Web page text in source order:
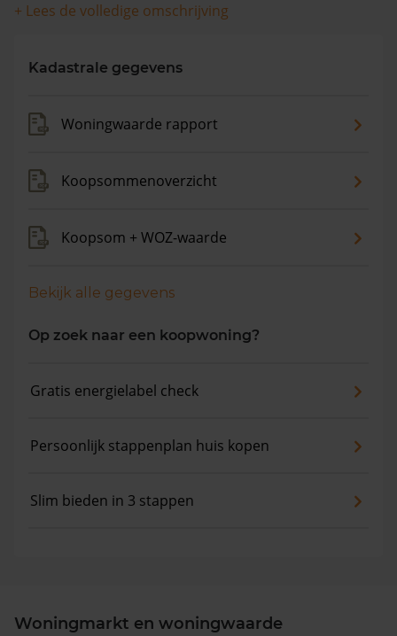
vraagprijs is €329.375. In de afgelopen 12 maanden is
+ Lees de volledige omschrijving
Kadastrale gegevens
Woningwaarde rapport
Koopsommenoverzicht
Koopsom + WOZ-waarde
Bekijk alle gegevens
Op zoek naar een koopwoning?
Gratis energielabel check
Persoonlijk stappenplan huis kopen
Slim bieden in 3 stappen
Woningmarkt en woningwaarde